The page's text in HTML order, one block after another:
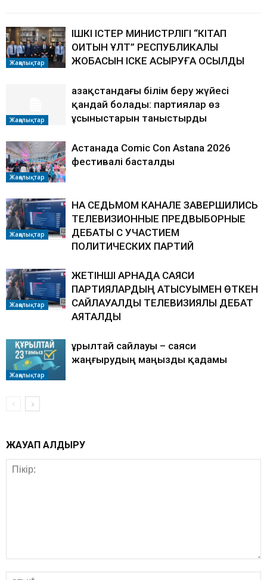
Жаңалықтар
ІШКІ ІСТЕР МИНИСТРЛІГІ “КІТАП
ОҚИТЫН ҰЛТ” РЕСПУБЛИКАЛЫҚ
ЖОБАСЫН ІСКЕ АСЫРУҒА ҚОСЫЛДЫ
Жаңалықтар
Қазақстандағы білім беру жүйесі
қандай болады: партиялар өз
ұсыныстарын таныстырды
Жаңалықтар
Астанада Comic Con Astana 2026
фестивалі басталды
Жаңалықтар
НА СЕДЬМОМ КАНАЛЕ ЗАВЕРШИЛИСЬ
ТЕЛЕВИЗИОННЫЕ ПРЕДВЫБОРНЫЕ
ДЕБАТЫ С УЧАСТИЕМ
ПОЛИТИЧЕСКИХ ПАРТИЙ
Жаңалықтар
ЖЕТІНШІ АРНАДА САЯСИ
ПАРТИЯЛАРДЫҢ ҚАТЫСУЫМЕН ӨТКЕН
САЙЛАУАЛДЫ ТЕЛЕВИЗИЯЛЫҚ ДЕБАТ
АЯҚТАЛДЫ
Жаңалықтар
Құрылтай сайлауы – саяси
жаңғырудың маңызды қадамы
ЖАУАП ҚАЛДЫРУ